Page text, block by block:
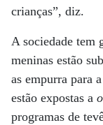
crianças”, diz.
A sociedade tem
meninas estão
as empurra para
estão expostas a
programas de